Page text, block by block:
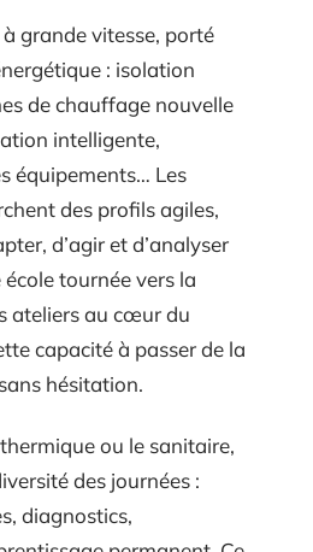
grande vitesse, porté
: isolation
de chauffage nouvelle
intelligente,
équipements… Les
des profils agiles,
d’agir et d’analyser
tournée vers la
ateliers au cœur du
capacité à passer de la
hésitation.
ou le sanitaire,
des journées :
diagnostics,